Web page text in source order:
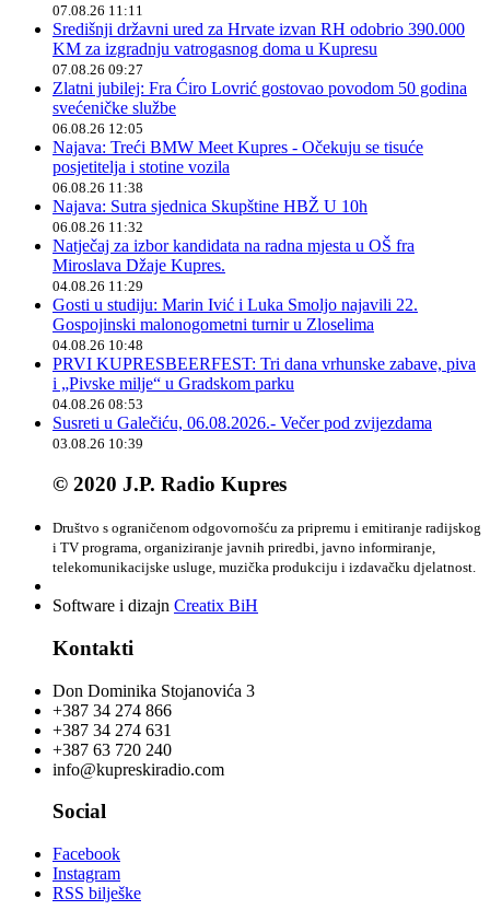
07.08.26 11:11
Središnji državni ured za Hrvate izvan RH odobrio 390.000
KM za izgradnju vatrogasnog doma u Kupresu
07.08.26 09:27
Zlatni jubilej: Fra Ćiro Lovrić gostovao povodom 50 godina
svećeničke službe
06.08.26 12:05
Najava: Treći BMW Meet Kupres - Očekuju se tisuće
posjetitelja i stotine vozila
06.08.26 11:38
Najava: Sutra sjednica Skupštine HBŽ U 10h
06.08.26 11:32
Natječaj za izbor kandidata na radna mjesta u OŠ fra
Miroslava Džaje Kupres.
04.08.26 11:29
Gosti u studiju: Marin Ivić i Luka Smoljo najavili 22.
Gospojinski malonogometni turnir u Zloselima
04.08.26 10:48
PRVI KUPRESBEERFEST: Tri dana vrhunske zabave, piva
i „Pivske milje“ u Gradskom parku
04.08.26 08:53
Susreti u Galečiću, 06.08.2026.- Večer pod zvijezdama
03.08.26 10:39
© 2020 J.P. Radio Kupres
Društvo s ograničenom odgovornošću za pripremu i emitiranje radijskog
i TV programa, organiziranje javnih priredbi, javno informiranje,
telekomunikacijske usluge, muzička produkciju i izdavačku djelatnost.
Software i dizajn Creatix BiH
Kontakti
Don Dominika Stojanovića 3
+387 34 274 866
+387 34 274 631
+387 63 720 240
info@kupreskiradio.com
Social
Facebook
Instagram
RSS bilješke